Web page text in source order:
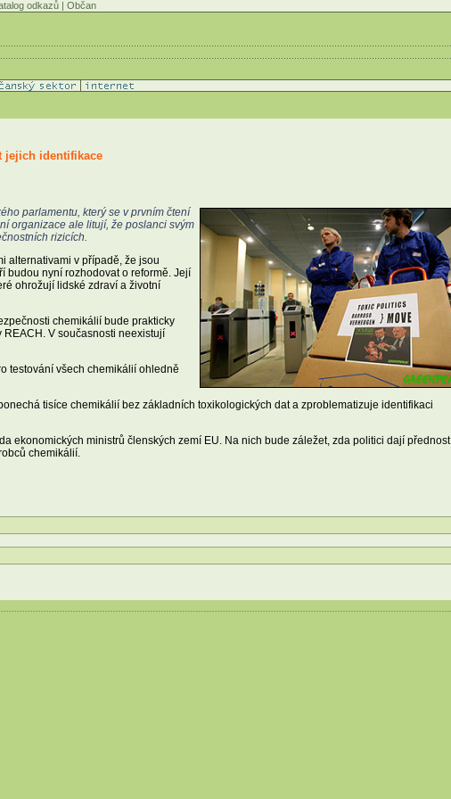
odkazů | Občan
jejich identifikace
parlamentu, který se v prvním čtení
organizace ale litují, že poslanci svým
rizicích.
alternativami v případě, že jsou
budou nyní rozhodovat o reformě. Její
ohrožují lidské zdraví a životní
chemikálií bude prakticky
V současnosti neexistují
testování všech chemikálií ohledně
tisíce chemikálií bez základních toxikologických dat a zproblematizuje identifikaci
ekonomických ministrů členských zemí EU. Na nich bude záležet, zda politici dají přednost
chemikálií.